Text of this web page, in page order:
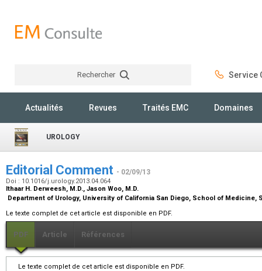
Rechercher Service
Actualités Revues Traités EMC Domaines
UROLOGY
Editorial Comment - 02/09/13
Doi : 10.1016/j.urology.2013.04.064
Ithaar H. Derweesh, M.D., Jason Woo, M.D.
Department of Urology, University of California San Diego, School of Medicine,
Le texte complet de cet article est disponible en PDF.
PDF Article Références
Le texte complet de cet article est disponible en PDF.